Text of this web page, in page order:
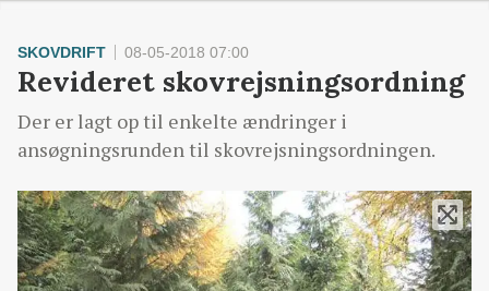
SKOVDRIFT 08-05-2018 07:00
Revideret skovrejsningsordning
Der er lagt op til enkelte ændringer i
ansøgningsrunden til skovrejsningsordningen.